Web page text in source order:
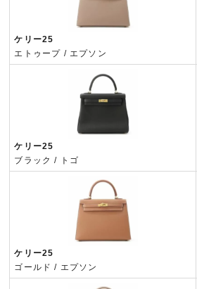
ケリー25
エトゥープ / エプソン
ケリー25
ブラック / トゴ
ケリー25
ゴールド / エプソン